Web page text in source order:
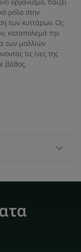
μπορεί να
και τα μήκη
ρόλο στην
των κυττάρων. Ως
καταπολεμά την
των μαλλιών
τις ίνες της
βάθος.